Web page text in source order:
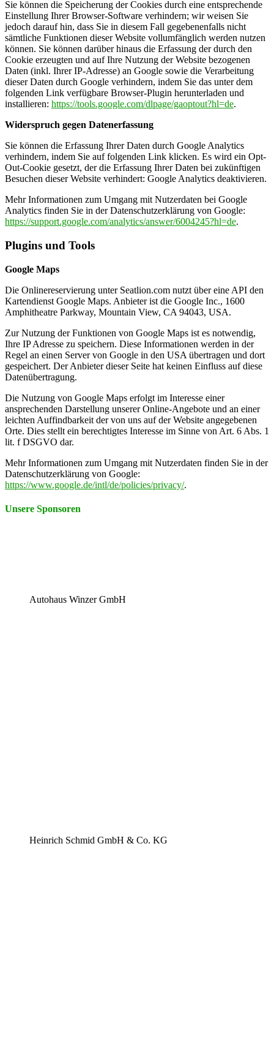
Sie können die Speicherung der Cookies durch eine entsprechende
Einstellung Ihrer Browser-Software verhindern; wir weisen Sie
jedoch darauf hin, dass Sie in diesem Fall gegebenenfalls nicht
sämtliche Funktionen dieser Website vollumfänglich werden nutzen
können. Sie können darüber hinaus die Erfassung der durch den
Cookie erzeugten und auf Ihre Nutzung der Website bezogenen
Daten (inkl. Ihrer IP-Adresse) an Google sowie die Verarbeitung
dieser Daten durch Google verhindern, indem Sie das unter dem
folgenden Link verfügbare Browser-Plugin herunterladen und
installieren: https://tools.google.com/dlpage/gaoptout?hl=de.
Widerspruch gegen Datenerfassung
Sie können die Erfassung Ihrer Daten durch Google Analytics
verhindern, indem Sie auf folgenden Link klicken. Es wird ein Opt-
Out-Cookie gesetzt, der die Erfassung Ihrer Daten bei zukünftigen
Besuchen dieser Website verhindert: Google Analytics deaktivieren.
Mehr Informationen zum Umgang mit Nutzerdaten bei Google
Analytics finden Sie in der Datenschutzerklärung von Google:
https://support.google.com/analytics/answer/6004245?hl=de.
Plugins und Tools
Google Maps
Die Onlinereservierung unter Seatlion.com nutzt über eine API den
Kartendienst Google Maps. Anbieter ist die Google Inc., 1600
Amphitheatre Parkway, Mountain View, CA 94043, USA.
Zur Nutzung der Funktionen von Google Maps ist es notwendig,
Ihre IP Adresse zu speichern. Diese Informationen werden in der
Regel an einen Server von Google in den USA übertragen und dort
gespeichert. Der Anbieter dieser Seite hat keinen Einfluss auf diese
Datenübertragung.
Die Nutzung von Google Maps erfolgt im Interesse einer
ansprechenden Darstellung unserer Online-Angebote und an einer
leichten Auffindbarkeit der von uns auf der Website angegebenen
Orte. Dies stellt ein berechtigtes Interesse im Sinne von Art. 6 Abs. 1
lit. f DSGVO dar.
Mehr Informationen zum Umgang mit Nutzerdaten finden Sie in der
Datenschutzerklärung von Google:
https://www.google.de/intl/de/policies/privacy/.
Unsere Sponsoren
Autohaus Winzer GmbH
Heinrich Schmid GmbH & Co. KG